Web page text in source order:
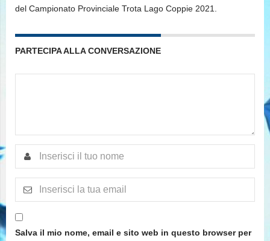
del Campionato Provinciale Trota Lago Coppie 2021.
PARTECIPA ALLA CONVERSAZIONE
Salva il mio nome, email e sito web in questo browser per